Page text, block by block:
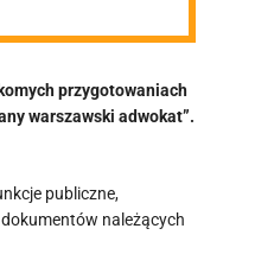
przygotowaniach
warszawski adwokat”.
publiczne,
należących